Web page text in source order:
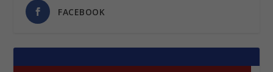
FACEBOOK